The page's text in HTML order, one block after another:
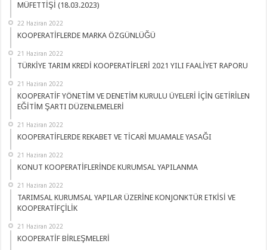
MÜFETTİŞİ (18.03.2023)
22 Haziran 2022
KOOPERATİFLERDE MARKA ÖZGÜNLÜĞÜ
21 Haziran 2022
TÜRKİYE TARIM KREDİ KOOPERATİFLERİ 2021 YILI FAALİYET RAPORU
21 Haziran 2022
KOOPERATİF YÖNETİM VE DENETİM KURULU ÜYELERİ İÇİN GETİRİLEN
EĞİTİM ŞARTI DÜZENLEMELERİ
21 Haziran 2022
KOOPERATİFLERDE REKABET VE TİCARİ MUAMALE YASAĞI
21 Haziran 2022
KONUT KOOPERATİFLERİNDE KURUMSAL YAPILANMA
21 Haziran 2022
TARIMSAL KURUMSAL YAPILAR ÜZERİNE KONJONKTÜR ETKİSİ VE
KOOPERATİFÇİLİK
21 Haziran 2022
KOOPERATİF BİRLEŞMELERİ